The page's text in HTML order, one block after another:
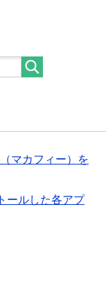
マカフィー）を
ールした各アプ